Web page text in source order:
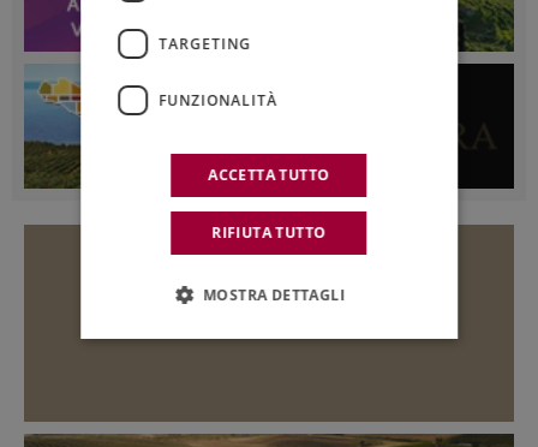
TARGETING
FUNZIONALITÀ
ACCETTA TUTTO
RIFIUTA TUTTO
MOSTRA DETTAGLI